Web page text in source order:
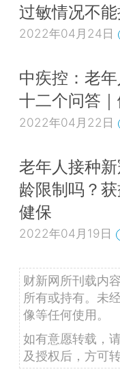
过敏情况不
2022年04月24日
中疾控：老
十二个问答
2022年04月22日
老年人接种
龄限制吗？获
健保
2022年04月19日
财新网所刊载内
所有或持有。未
像等任何使用。
如有意愿转载，
及授权后，方可转